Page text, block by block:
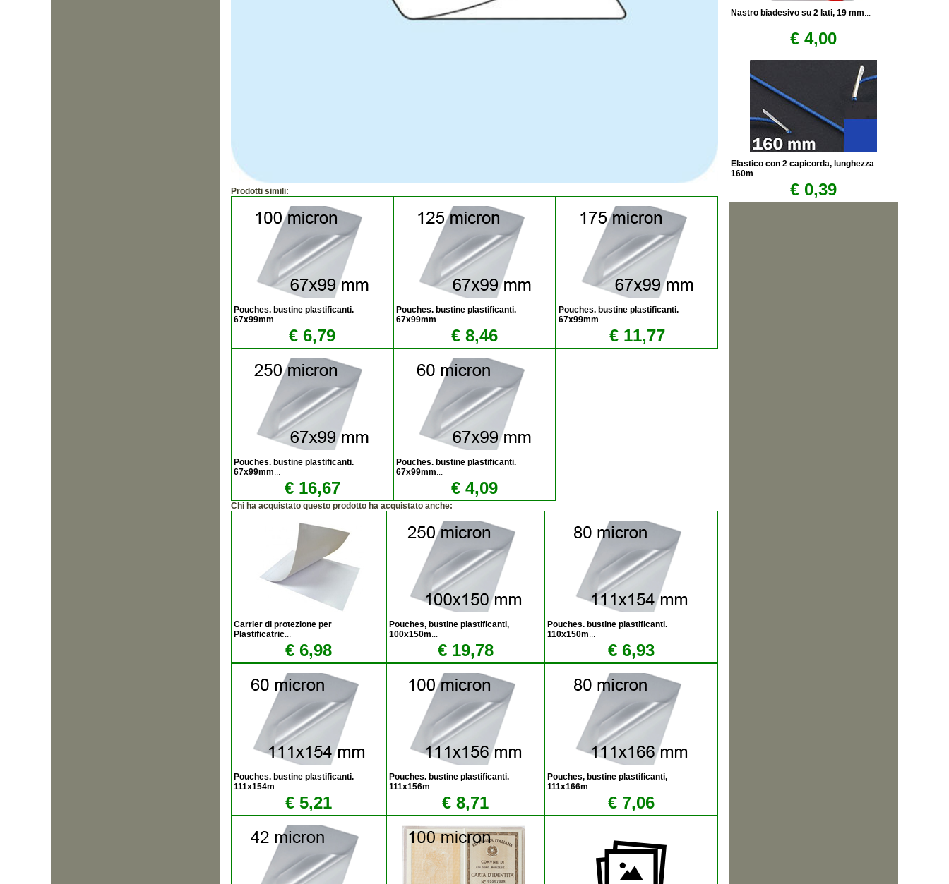
Prodotti simili:
Pouches. bustine plastificanti.
67x99mm...
€ 6,79
Pouches. bustine plastificanti.
67x99mm...
€ 8,46
Pouches. bustine plastificanti.
67x99mm...
€ 11,77
Pouches. bustine plastificanti.
67x99mm...
€ 16,67
Pouches. bustine plastificanti.
67x99mm...
€ 4,09
Chi ha acquistato questo prodotto ha acquistato anche:
Carrier di protezione per
Plastificatric...
€ 6,98
Pouches, bustine plastificanti,
100x150m...
€ 19,78
Pouches. bustine plastificanti.
110x150m...
€ 6,93
Pouches. bustine plastificanti.
111x154m...
€ 5,21
Pouches. bustine plastificanti.
111x156m...
€ 8,71
Pouches, bustine plastificanti,
111x166m...
€ 7,06
Nastro biadesivo su 2 lati, 19 mm...
€ 4,00
Elastico con 2 capicorda, lunghezza
160m...
€ 0,39